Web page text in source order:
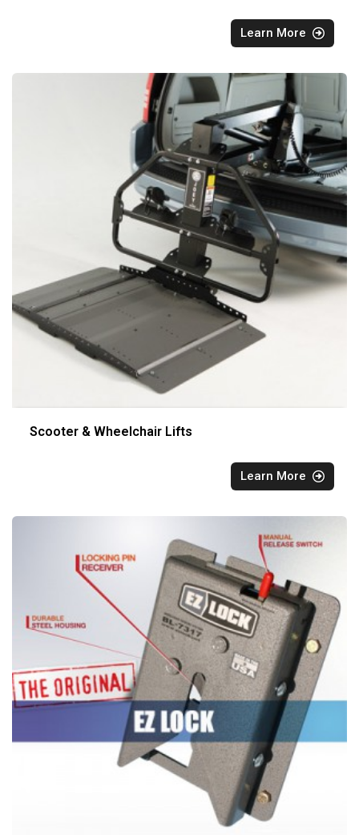
Learn More
Scooter & Wheelchair Lifts
Learn More